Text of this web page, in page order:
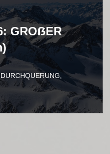
GROẞER
,